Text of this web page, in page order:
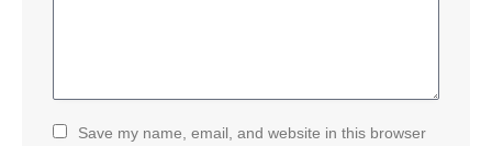
Save my name, email, and website in this browser